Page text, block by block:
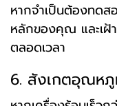
หากจำเป็นต้องทด
หลักของคุณ และเ
ตลอดเวลา
6. สังเกตอุณหภู